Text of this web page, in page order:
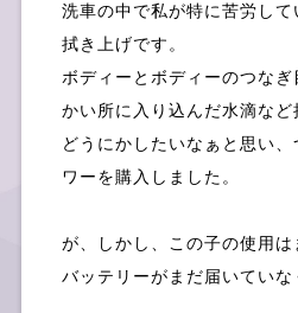
洗車の中で私が特に苦労し
拭き上げです。
ボディーとボディーのつな
かい所に入り込んだ水滴な
どうにかしたいなぁと思い
ワーを購入しました。
が、しかし、この子の使用は
バッテリーがまだ届いていな